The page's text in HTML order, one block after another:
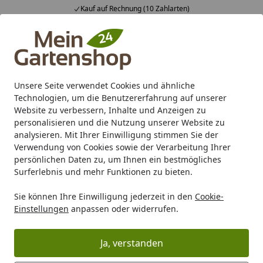
Unsere Seite verwendet Cookies und ähnliche
Technologien, um die Benutzererfahrung auf unserer
Website zu verbessern, Inhalte und Anzeigen zu
personalisieren und die Nutzung unserer Website zu
analysieren. Mit Ihrer Einwilligung stimmen Sie der
Verwendung von Cookies sowie der Verarbeitung Ihrer
persönlichen Daten zu, um Ihnen ein bestmögliches
Surferlebnis und mehr Funktionen zu bieten.
Sie können Ihre Einwilligung jederzeit in den Cookie-
Einstellungen anpassen oder widerrufen.
Ja, verstanden
Kauf auf Rechnung (10 Zahlarten)
Alle Produkte
Mein Konto
Suchen
Startseite
Mit der richtigen Pflege zum perfekten Rasen
Mit der richtigen Pflege zum
perfekten Rasen
Lesezeit: 5 min.
Erstellt am: 15.01.2019
Einfacher als gedacht - ein vorzeigbarer,
schöner Rasen ist kein Hexenwerk
Sie fragen sich, warum Ihr Rasen einfach nicht prächtig
grün und üppig dicht wachsen mag? Stattdessen zeigen